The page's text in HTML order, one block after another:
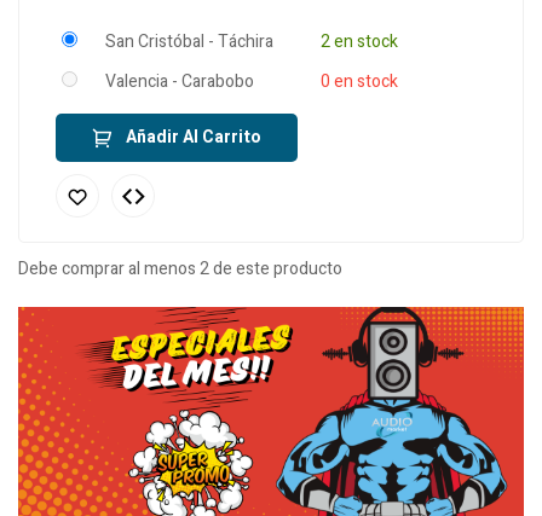
San Cristóbal - Táchira
2 en stock
Valencia - Carabobo
0 en stock
Añadir Al Carrito
Debe comprar al menos 2 de este producto